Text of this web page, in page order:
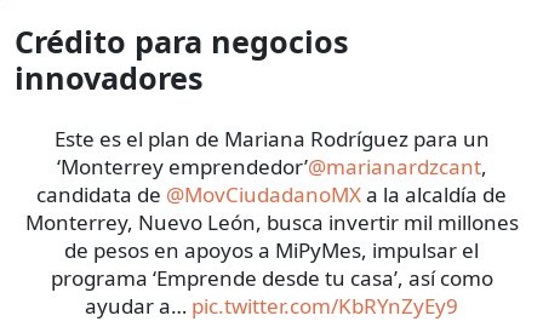
Crédito para negocios
innovadores
Este es el plan de Mariana Rodríguez para un
‘Monterrey emprendedor’@marianardzcant,
candidata de @MovCiudadanoMXa la alcaldía de
Monterrey, Nuevo León, busca invertir mil millones
de pesos en apoyos a MiPyMes, impulsar el
programa ‘Emprende desde tu casa’, así como
ayudar a… pic.twitter.com/KbRYnZyEy9